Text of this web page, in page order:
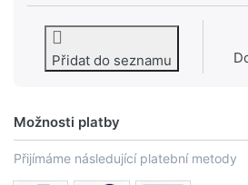
Přidat do seznamu
Možnosti platby
Přijímáme následující platební metody